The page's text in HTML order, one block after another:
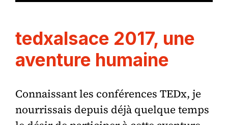
tedxalsace 2017, une
aventure humaine
Connaissant les conférences TEDx, je
nourrissais depuis déjà quelque temps